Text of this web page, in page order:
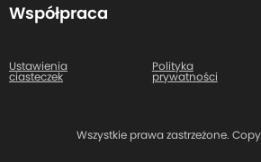
O nas
Centrum pomocy
Kontakt
Współpraca
Wszystkie prawa zastrzeżone.
Ustawienia
ciasteczek
Polityka
prywatności